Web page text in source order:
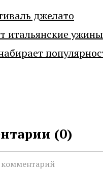
джелато
итальянские ужины
(0)